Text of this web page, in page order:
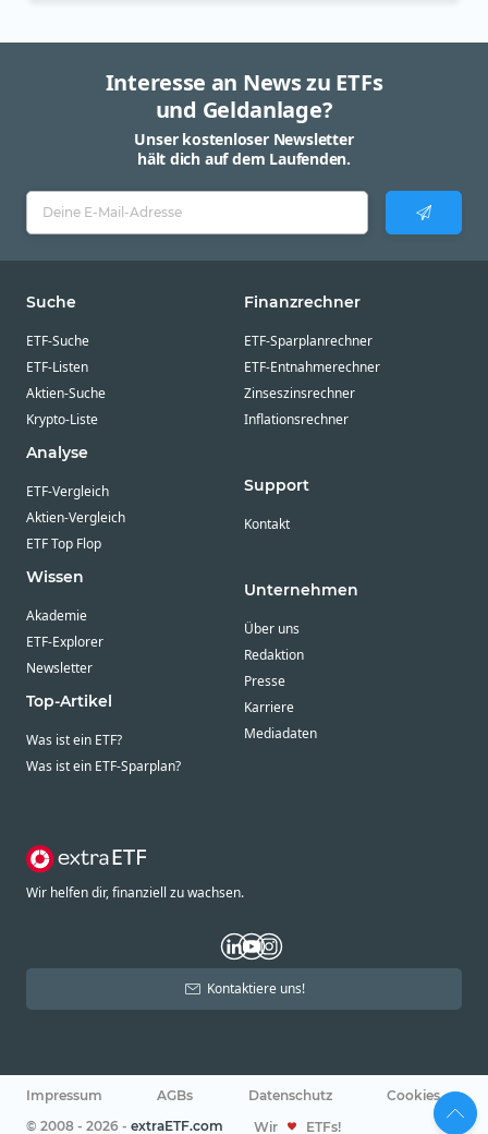
Interesse an News zu ETFs
und Geldanlage?
Unser kostenloser Newsletter
hält dich auf dem Laufenden.
Suche
ETF-Suche
ETF-Listen
Aktien-Suche
Krypto-Liste
Analyse
ETF-Vergleich
Aktien-Vergleich
ETF Top Flop
Wissen
Akademie
ETF-Explorer
Newsletter
Top-Artikel
Was ist ein ETF?
Was ist ein ETF-Sparplan?
Finanzrechner
ETF-Sparplanrechner
ETF-Entnahmerechner
Zinseszinsrechner
Inflationsrechner
Support
Kontakt
Unternehmen
Über uns
Redaktion
Presse
Karriere
Mediadaten
Wir helfen dir, finanziell zu wachsen.
Kontaktiere uns!
Impressum AGBs Datenschutz
Cookies
© 2008 - 2026 - extraETF.com Wir ETFs!